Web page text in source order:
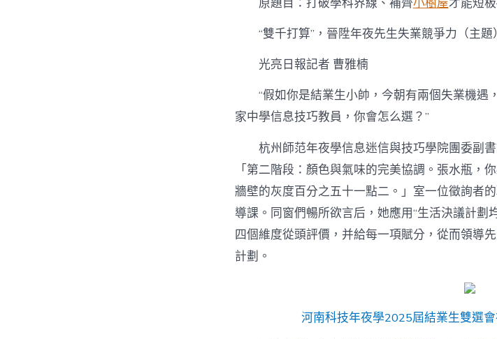
千
打
算”，
夜
先
業
競
爭
力〉
中
原題目：打破學科界線、補齊小樹屋才能短
“雙千打算”，晉陞年夜先生失業競爭力（主題）
光亮日報記者 曹雅楠
“假如你是結業生小帥，今朝有兩個失業機
家中學信息技巧教員，你會怎么選？”
杭州師范年夜學信息迷信與技巧學院團委副
「第二階段：顏色與氣味的完美協調。張水瓶，
牆壁的灰度百分之五十一點二。」室一位徵詢者
導課。同窗們暢所欲言后，她應用“生活決議計劃
四個維度從頭評價，并給每一項賦分，從而領導
計劃。
河南科技年夜學2025屆結業生雙選